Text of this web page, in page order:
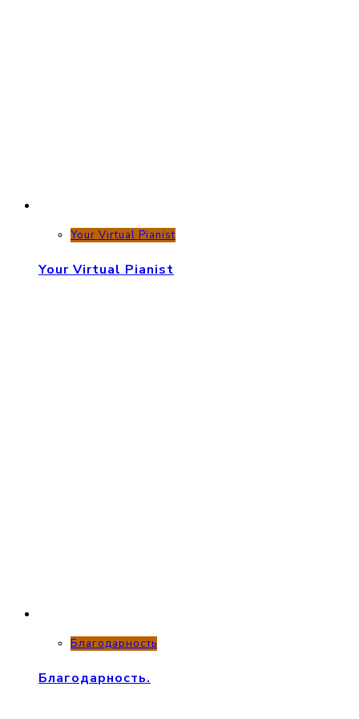
Your Virtual Pianist
Your Virtual Pianist
Благодарность
Благодарность.